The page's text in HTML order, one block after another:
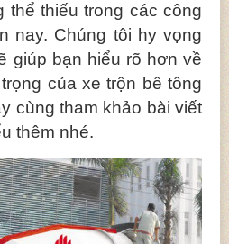
thể thiếu trong các công
nay. Chúng tôi hy vọng
giúp bạn hiểu rõ hơn về
của xe trộn bê tông
cùng tham khảo bài viết
thêm nhé.